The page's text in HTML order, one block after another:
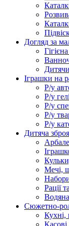
Догляд за
Іграшки на
Р/у
Р/у
Р/у
Р/у
Р/у
Дитяча зброя
Мечі,
Рації
Сюжетно-
Кухні,